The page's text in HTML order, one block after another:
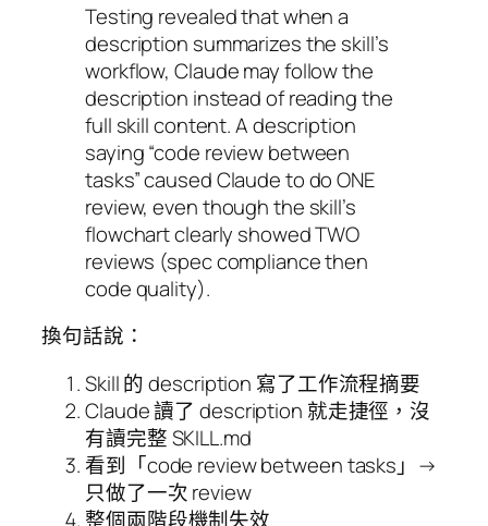
Testing revealed that when a
description summarizes the skill’s
workflow, Claude may follow the
description instead of reading the
full skill content. A description
saying “code review between
tasks” caused Claude to do ONE
review, even though the skill’s
flowchart clearly showed TWO
reviews (spec compliance then
code quality).
換句話說：
Skill 的 description 寫了工作流程摘要
Claude 讀了 description 就走捷徑，沒
有讀完整 SKILL.md
看到「code review between tasks」→
只做了一次 review
整個兩階段機制失效